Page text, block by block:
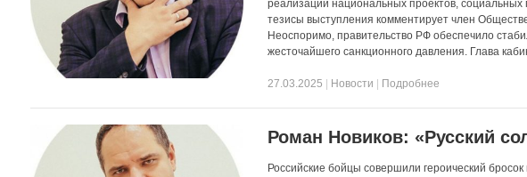
реализации национальных проектов,
тезисы выступления комментирует член
Неоспоримо, правительство РФ обеспечило
жесточайшего санкционного давления. Глава
27.03.2025 Новости Подробнее
Роман Новиков: «Русский
Российские бойцы совершили героический